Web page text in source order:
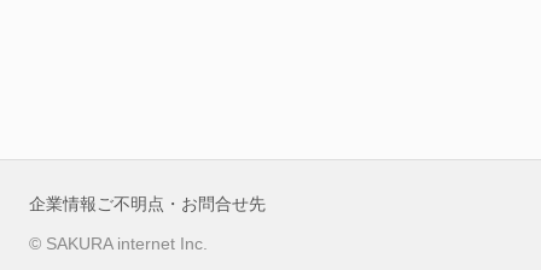
企業情報ご不明点・お問合せ先
© SAKURA internet Inc.